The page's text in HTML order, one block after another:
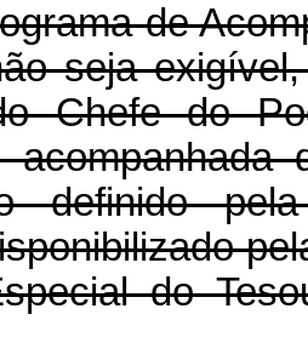
de
seja
Chefe do
definido
do